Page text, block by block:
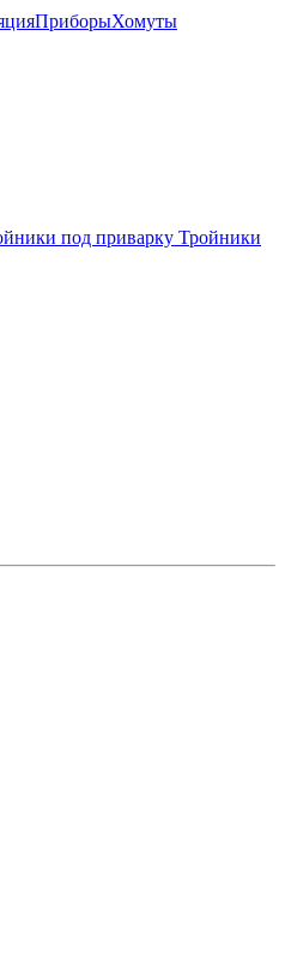
ПриборыХомуты
под приварку Тройники